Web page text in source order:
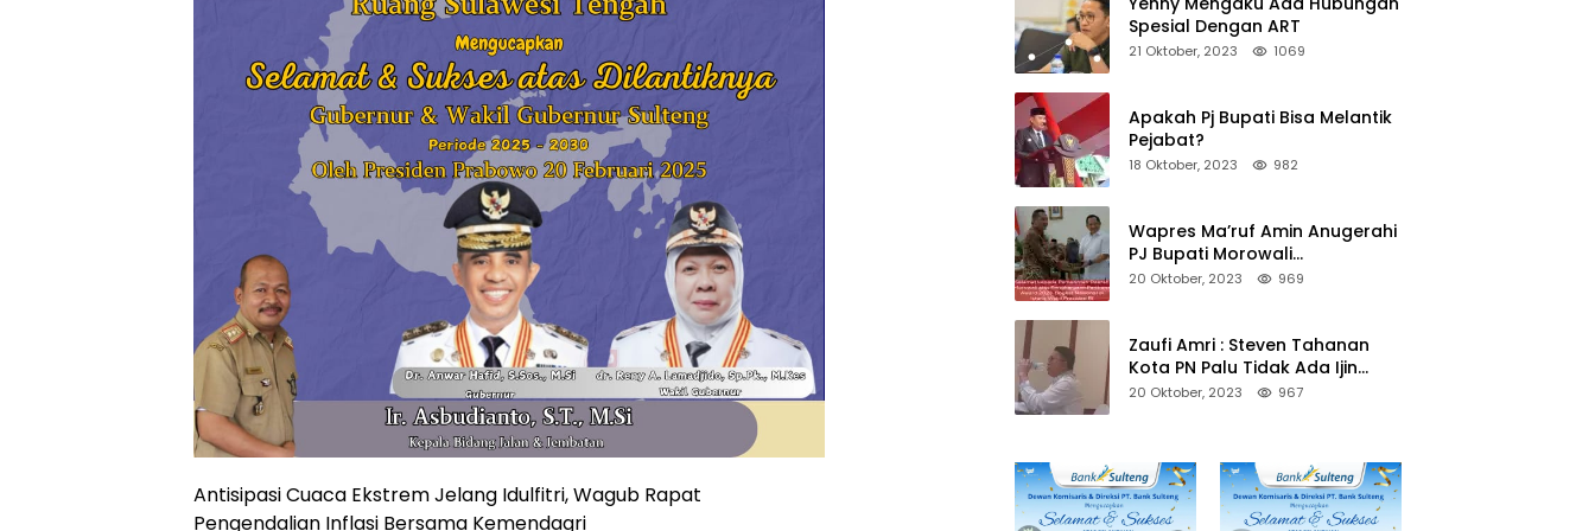
Antisipasi Cuaca Ekstrem Jelang Idulfitri, Wagub Rapat
Pengendalian Inflasi Bersama Kemendagri
Spesial Dengan ART
21 Oktober, 2023 1069
Apakah Pj Bupati Bisa Melantik
Pejabat?
18 Oktober, 2023 982
Wapres Ma’ruf Amin Anugerahi
PJ Bupati Morowali
Penghargaan Paritrana Award
20 Oktober, 2023 969
Zaufi Amri : Steven Tahanan
Kota PN Palu Tidak Ada Ijin
Keluar Kota
20 Oktober, 2023 967